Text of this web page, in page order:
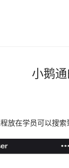
小鹅
在学员可以搜索